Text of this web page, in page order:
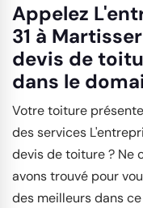
Appelez
31 à
devis de
dans le
Votre toiture
des services
devis de toiture ? Ne
avons trouvé pour
des meilleurs dans